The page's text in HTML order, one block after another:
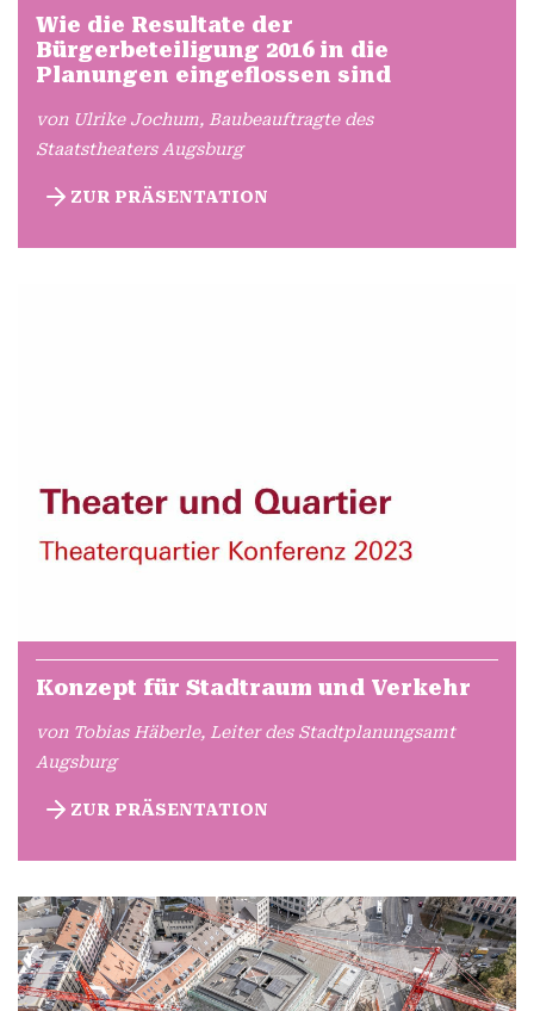
Wie die Resultate der
Bürgerbeteiligung 2016 in die
Planungen eingeflossen sind
von Ulrike Jochum, Baubeauftragte des
Staatstheaters Augsburg
ZUR PRÄSENTATION
Konzept für Stadtraum und Verkehr
von Tobias Häberle, Leiter des Stadtplanungsamt
Augsburg
ZUR PRÄSENTATION